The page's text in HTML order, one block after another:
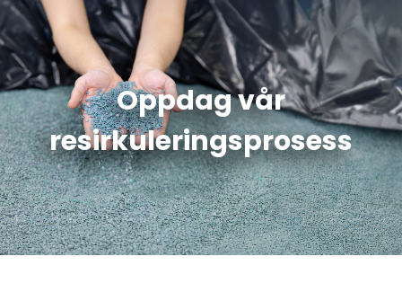
Oppdag vår
resirkuleringsprosess